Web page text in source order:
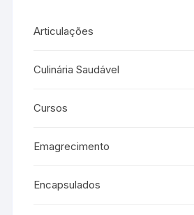
Articulações
Culinária Saudável
Cursos
Emagrecimento
Encapsulados